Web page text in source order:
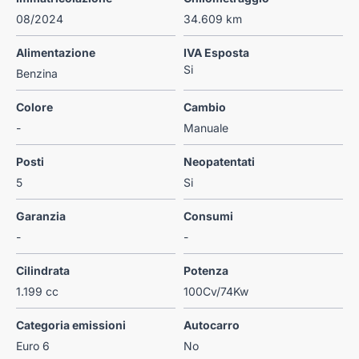
08/2024
34.609 km
Alimentazione
Benzina
IVA Esposta
Si
Colore
-
Cambio
Manuale
Posti
5
Neopatentati
Si
Garanzia
-
Consumi
-
Cilindrata
1.199 cc
Potenza
100Cv/74Kw
Categoria emissioni
Euro 6
Autocarro
No